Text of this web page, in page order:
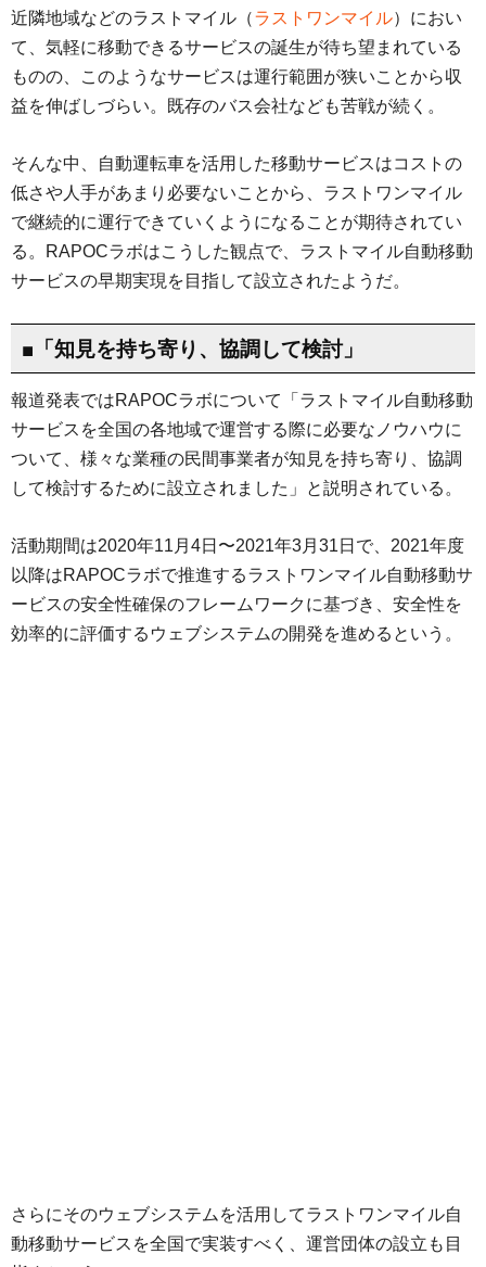
近隣地域などのラストマイル（ラストワンマイル）におい
て、気軽に移動できるサービスの誕生が待ち望まれている
ものの、このようなサービスは運行範囲が狭いことから収
益を伸ばしづらい。既存のバス会社なども苦戦が続く。
そんな中、自動運転車を活用した移動サービスはコストの
低さや人手があまり必要ないことから、ラストワンマイル
で継続的に運行できていくようになることが期待されてい
る。RAPOCラボはこうした観点で、ラストマイル自動移動
サービスの早期実現を目指して設立されたようだ。
■「知見を持ち寄り、協調して検討」
報道発表ではRAPOCラボについて「ラストマイル自動移動
サービスを全国の各地域で運営する際に必要なノウハウに
ついて、様々な業種の民間事業者が知見を持ち寄り、協調
して検討するために設立されました」と説明されている。
活動期間は2020年11月4日〜2021年3月31日で、2021年度
以降はRAPOCラボで推進するラストワンマイル自動移動サ
ービスの安全性確保のフレームワークに基づき、安全性を
効率的に評価するウェブシステムの開発を進めるという。
さらにそのウェブシステムを活用してラストワンマイル自
動移動サービスを全国で実装すべく、運営団体の設立も目